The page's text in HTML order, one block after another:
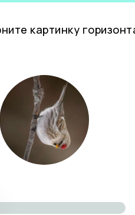
картинку